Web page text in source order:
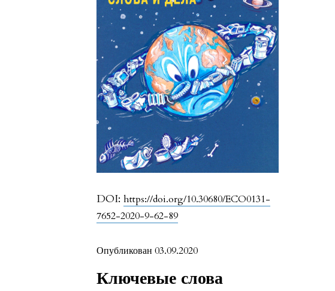
DOI:https://doi.org/10.30680/ECO0131-
7652-2020-9-62-89
Опубликован 03.09.2020
Ключевые слова